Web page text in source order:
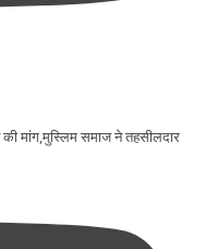
की मांग,मुस्लिम समाज ने तहसीलदार